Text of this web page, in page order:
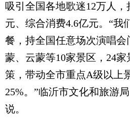
吸引全国各地歌迷12万人
元、综合消费4.6亿元。“我
餐，持全国任意场次演唱
蒙、云蒙等10家景区，24
策，带动全市重点A级以上
25%。”临沂市文化和旅游
说。